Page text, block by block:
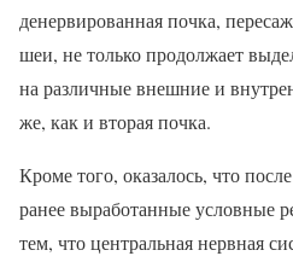
денервированная почка,
шеи, не только продолжает
на различные внешние и
же, как и вторая почка.
Кроме того, оказалось, что
ранее выработанные условные
тем, что центральная нервная